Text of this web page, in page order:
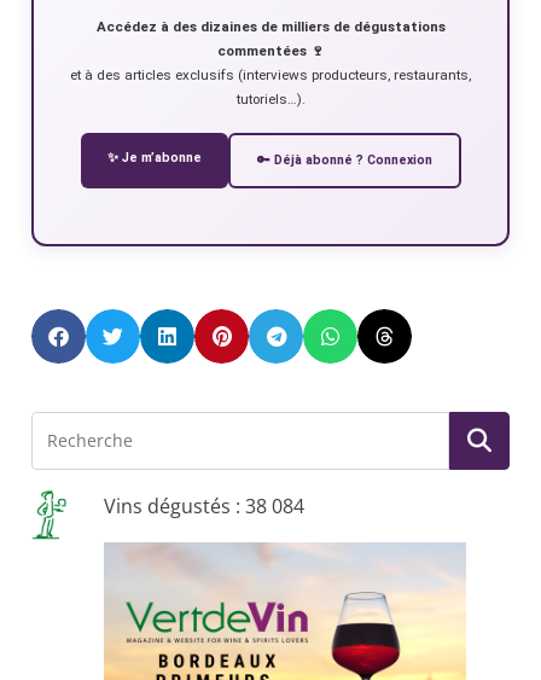
Accédez à des dizaines de milliers de dégustations
commentées 🍷
et à des articles exclusifs (interviews producteurs, restaurants,
tutoriels…).
✨ Je m’abonne 🔑 Déjà abonné ? Connexion
Vins dégustés : 38 084